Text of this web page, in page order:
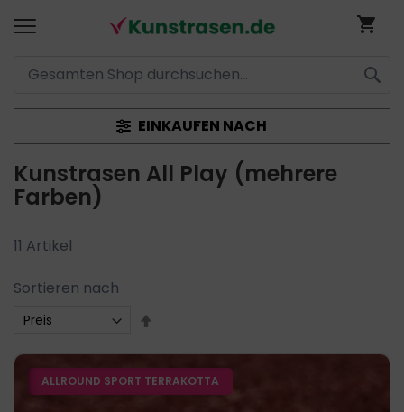
zum
Inhalt
EINKAUFEN NACH
Kunstrasen All Play (mehrere
Farben)
11 Artikel
Sortieren nach
Reihenfolge
ALLROUND SPORT TERRAKOTTA